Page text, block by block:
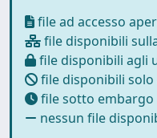
file ad accesso
file disponibili
file disponibili agli
file disponibili
file sotto embargo
nessun file